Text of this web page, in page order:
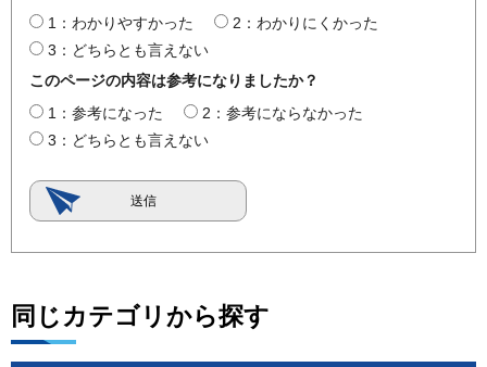
1：わかりやすかった
2：わかりにくかった
3：どちらとも言えない
このページの内容は参考になりましたか？
1：参考になった
2：参考にならなかった
3：どちらとも言えない
同じカテゴリから探す